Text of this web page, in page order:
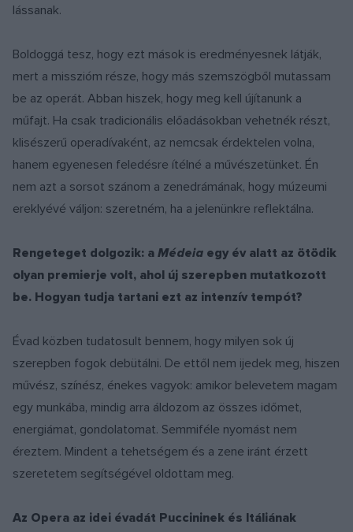
lássanak.
Boldoggá tesz, hogy ezt mások is eredményesnek látják,
mert a misszióm része, hogy más szemszögből mutassam
be az operát. Abban hiszek, hogy meg kell újítanunk a
műfajt. Ha csak tradicionális előadásokban vehetnék részt,
klisészerű operadívaként, az nemcsak érdektelen volna,
hanem egyenesen feledésre ítélné a művészetünket. Én
nem azt a sorsot szánom a zenedrámának, hogy múzeumi
ereklyévé váljon: szeretném, ha a jelenünkre reflektálna.
Rengeteget dolgozik: a Médeia egy év alatt az ötödik
olyan premierje volt, ahol új szerepben mutatkozott
be. Hogyan tudja tartani ezt az intenzív tempót?
Évad közben tudatosult bennem, hogy milyen sok új
szerepben fogok debütálni. De ettől nem ijedek meg, hiszen
művész, színész, énekes vagyok: amikor belevetem magam
egy munkába, mindig arra áldozom az összes időmet,
energiámat, gondolatomat. Semmiféle nyomást nem
éreztem. Mindent a tehetségem és a zene iránt érzett
szeretetem segítségével oldottam meg.
Az Opera az idei évadát Puccininek és Itáliának